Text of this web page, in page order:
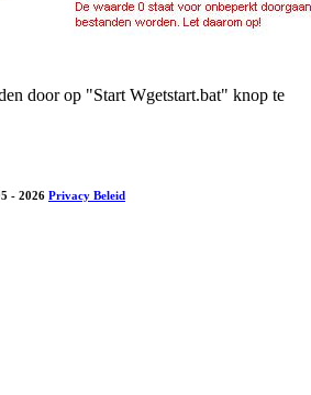
door op "Start Wgetstart.bat" knop te
- 2026 Privacy Beleid